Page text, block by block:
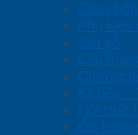
Cửa
Phụ kiện
Sàn gỗ
Cầu
Giường
Kệ bếp –
Nội thất
Ốp